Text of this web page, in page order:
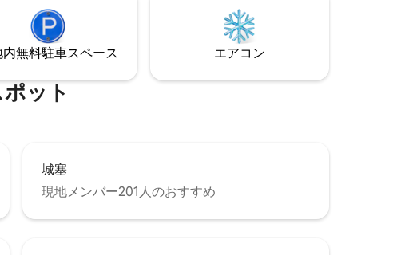
りますが、ご自身の責任においてご利用
ください。私たちは長年ホスティングを
しており、ゲストは歴史の一部に滞在す
る機会を楽しんでいます！
内無料駐⁠車ス⁠ペ⁠ー⁠ス エアコン
ッ⁠ト
城塞
現地メンバー201人のおすすめ